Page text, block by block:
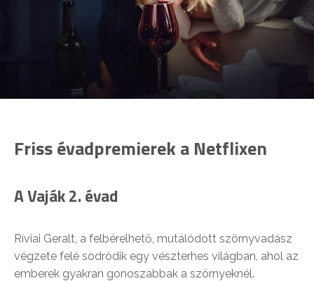
Friss évadpremierek a Netflixen
A Vaják 2. évad
Ríviai Geralt, a felbérelhető, mutálódott szörnyvadász
végzete felé sodródik egy vészterhes világban, ahol az
emberek gyakran gonoszabbak a szörnyeknél.